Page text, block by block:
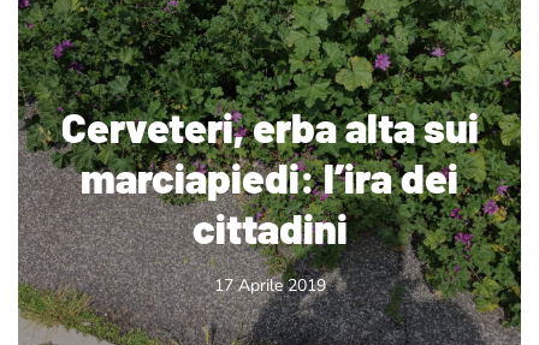
Cerveteri, erba alta sui
marciapiedi: l’ira dei
cittadini
17 Aprile 2019